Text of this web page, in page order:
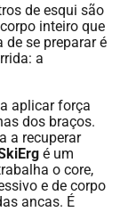
de esqui são
inteiro que
se preparar é
a
aplicar força
dos braços.
a recuperar
é um
o core,
e de corpo
ancas. É